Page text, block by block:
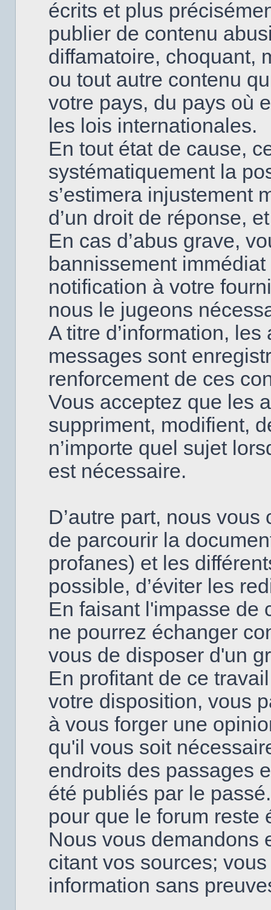
écrits et plus
publier de contenu
diffamatoire, choquant,
ou tout autre contenu
votre pays, du pays où
les lois internationales.
En tout état de cause,
systématiquement la
s’estimera injustement
d’un droit de réponse,
En cas d’abus grave,
bannissement
notification à votre
nous le jugeons
A titre d’information,
messages sont
renforcement de ces
Vous acceptez que les
suppriment, modifient,
n’importe quel sujet
est nécessaire.
D’autre part, nous
de parcourir la
profanes) et les
possible, d’éviter les
En faisant l'impasse de
ne pourrez échanger
vous de disposer d'un
En profitant de ce
votre disposition, vous
à vous forger une
qu'il vous soit
endroits des passages
été publiés par le
pour que le forum reste
Nous vous demandons
citant vos sources;
information sans